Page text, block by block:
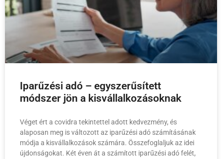
Iparűzési adó – egyszerűsített
módszer jön a kisvállalkozásoknak
Véget ért a covidra tekintettel adott kedvezmény, és
alaposan meg is változott az iparűzési adó számításának
módja a kisvállalkozások számára. Összefoglaljuk az idei
újdonságokat. Két éven át a számított iparűzési adó felét,